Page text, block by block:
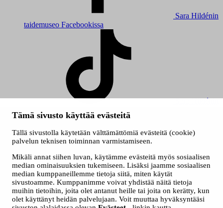
Tämä sivusto käyttää evästeitä
Tällä sivustolla käytetään välttämättömiä evästeitä (cookie)
palvelun teknisen toiminnan varmistamiseen.
Mikäli annat siihen luvan, käytämme evästeitä myös sosiaalisen
median ominaisuuksien tukemiseen. Lisäksi jaamme sosiaalisen
median kumppaneillemme tietoja siitä, miten käytät
sivustoamme. Kumppanimme voivat yhdistää näitä tietoja
muihin tietoihin, joita olet antanut heille tai joita on kerätty, kun
olet käyttänyt heidän palvelujaan. Voit muuttaa hyväksyntääsi
Sara Hildénin
taidemuseo Facebookissa
Sara Hildénin
taidemuseo TikTokissa
Evästeet
Saavutettavuusseloste